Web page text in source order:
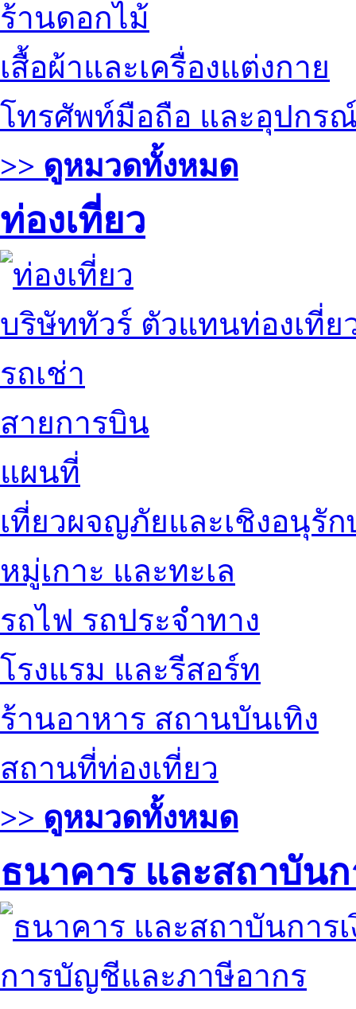
ร้านดอกไม้
เสื้อผ้าและเครื่องแต่งกาย
โทรศัพท์มือถือ และอุปกร
>> ดูหมวดทั้งหมด
ท่องเที่ยว
บริษัททัวร์ ตัวแทนท่องเที่ย
รถเช่า
สายการบิน
แผนที่
เที่ยวผจญภัยและเชิงอนุรัก
หมู่เกาะ และทะเล
รถไฟ รถประจำทาง
โรงแรม และรีสอร์ท
ร้านอาหาร สถานบันเทิง
สถานที่ท่องเที่ยว
>> ดูหมวดทั้งหมด
ธนาคาร และสถาบันก
การบัญชีและภาษีอากร